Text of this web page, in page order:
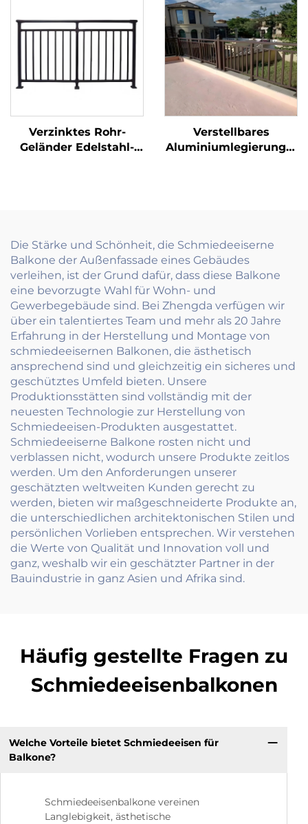
Sicherheit
Pulverbeschichtung,
zusammenklappbares
Geländersystem für
den Außenbereich
Verzinktes Rohr-
Geländer Edelstahl-
Verstellbares
Aluminiumlegierungs-
Klemmgriff-Systeme
Die Stärke und Schönheit, die Schmiedeeiserne
Balkone der Außenfassade eines Gebäudes
verleihen, ist der Grund dafür, dass diese Balkone
eine bevorzugte Wahl für Wohn- und
Gewerbegebäude sind. Bei Zhengda verfügen wir
über ein talentiertes Team und mehr als 20 Jahre
Erfahrung in der Herstellung und Montage von
schmiedeeisernen Balkonen, die ästhetisch
ansprechend sind und gleichzeitig ein sicheres und
geschütztes Umfeld bieten. Unsere
Produktionsstätten sind vollständig mit der
neuesten Technologie zur Herstellung von
Schmiedeeisen-Produkten ausgestattet.
Schmiedeeiserne Balkone rosten nicht und
verblassen nicht, wodurch unsere Produkte zeitlos
werden. Um den Anforderungen unserer
geschätzten weltweiten Kunden gerecht zu
werden, bieten wir maßgeschneiderte Produkte an,
die unterschiedlichen architektonischen Stilen und
persönlichen Vorlieben entsprechen. Wir verstehen
die Werte von Qualität und Innovation voll und
ganz, weshalb wir ein geschätzter Partner in der
Bauindustrie in ganz Asien und Afrika sind.
Häufig gestellte Fragen zu
Schmiedeeisenbalkonen
Welche Vorteile bietet Schmiedeeisen für
Balkone?
Schmiedeeisenbalkone vereinen
Langlebigkeit, ästhetische